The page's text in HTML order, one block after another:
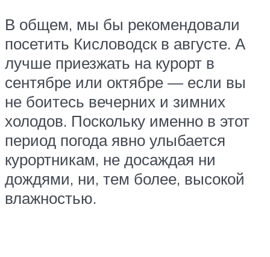
В общем, мы бы рекомендовали
посетить Кисловодск в августе. А
лучше приезжать на курорт в
сентябре или октябре — если вы
не боитесь вечерних и зимних
холодов. Поскольку именно в этот
период погода явно улыбается
курортникам, не досаждая ни
дождями, ни, тем более, высокой
влажностью.